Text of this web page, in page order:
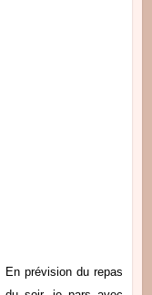
En prévision du repas